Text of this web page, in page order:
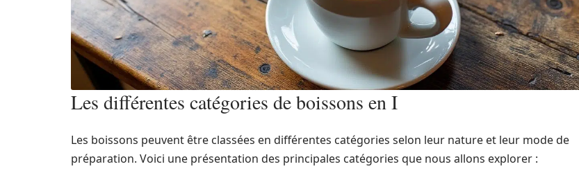
Les différentes catégories de boissons en I
Les boissons peuvent être classées en différentes catégories selon leur nature et leur mode de
préparation. Voici une présentation des principales catégories que nous allons explorer :